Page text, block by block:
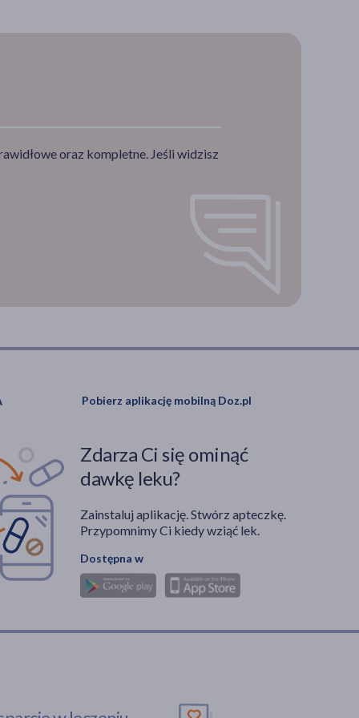
oraz kompletne. Jeśli widzisz
Pobierz aplikację mobilną Doz.pl
Zdarza Ci się ominąć
dawkę leku?
Zainstaluj aplikację. Stwórz apteczkę.
Przypomnimy Ci kiedy wziąć lek.
Dostępna w